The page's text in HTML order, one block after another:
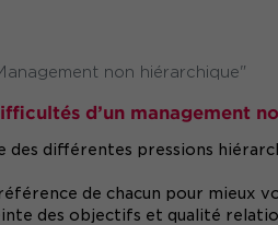
non hiérarchique"
d’un management
différentes pressions
de chacun pour mieux
des objectifs et qualité